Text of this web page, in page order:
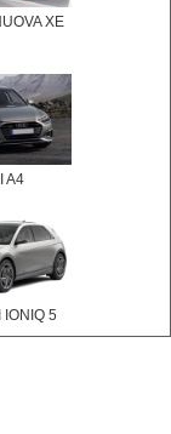
XE
A4
IONIQ 5